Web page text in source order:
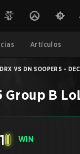
Artículos
DRX VS DN SOOPERS -
Group B
1 WIN